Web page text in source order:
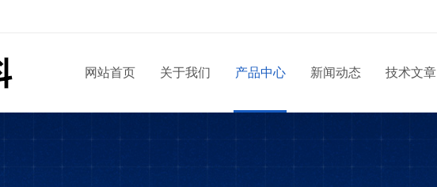
网站首页 关于我们 产品中心 新闻动态 技术文章